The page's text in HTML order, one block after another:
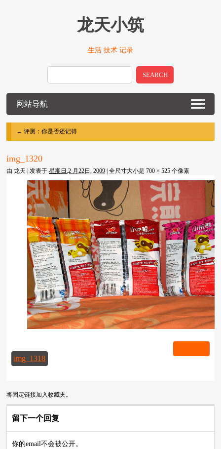
龙天小筑
生活 技术 记录
SEARCH
网站导航
← 评测：你是否还记得
img_1320
由 龙天 发表于 星期日,2 月22日, 2009 全尺寸大小是700 × 525 个像素
img_1318
将固定链接加入收藏夹。
留下一个回复
你的email不会被公开。